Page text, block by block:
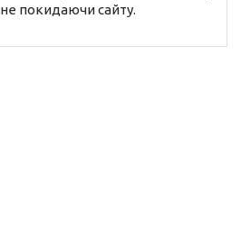
не покидаючи сайту.